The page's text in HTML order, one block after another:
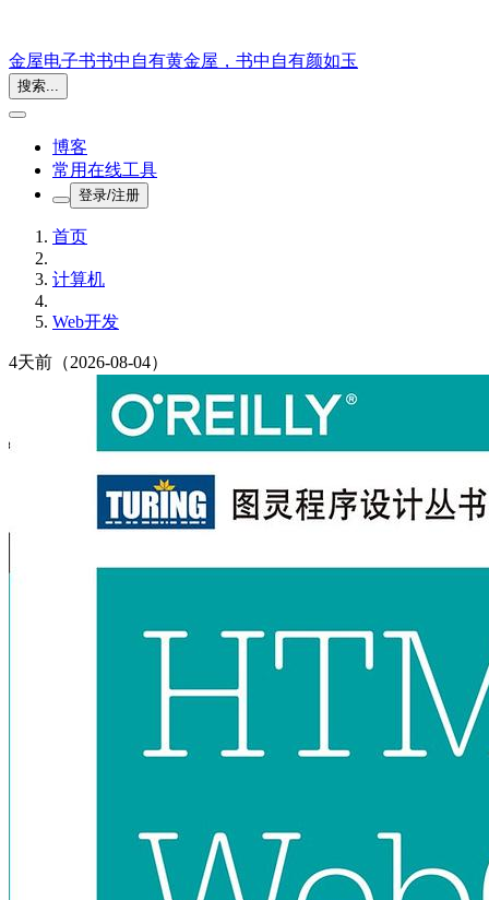
金屋电子书书中自有黄金屋，书中自有颜如玉
搜索...
博客
常用在线工具
登录/注册
首页
计算机
Web开发
4天前 （2026-08-04）